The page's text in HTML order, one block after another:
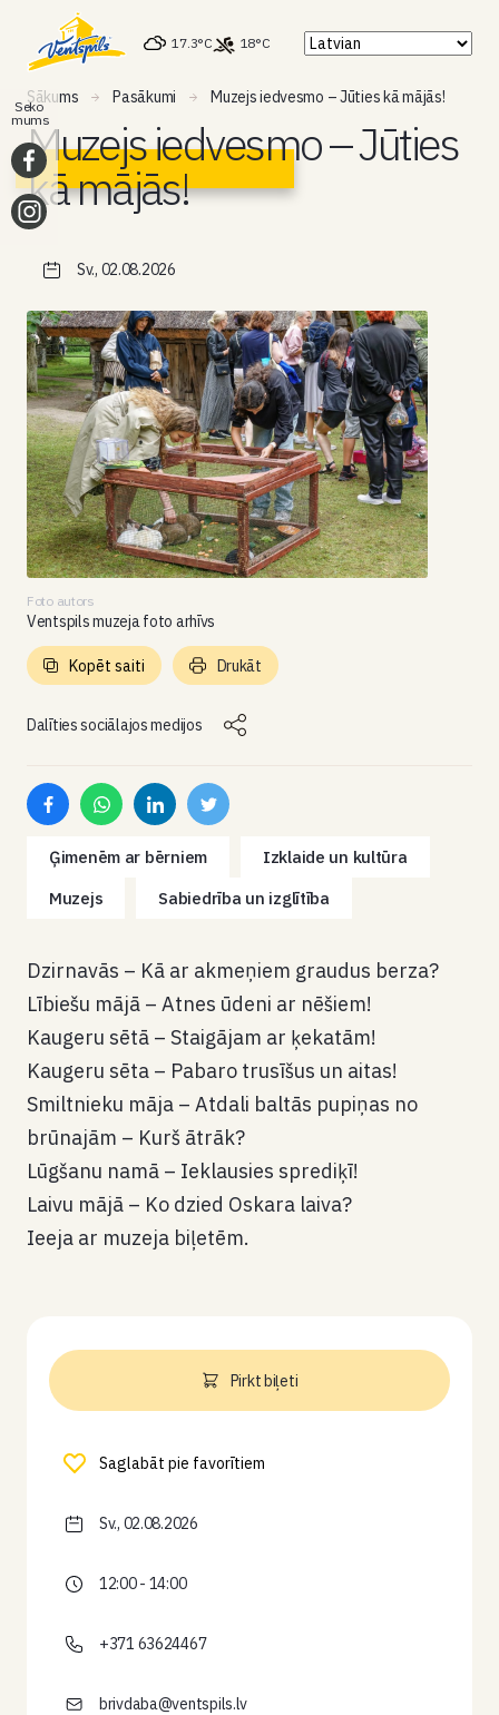
17.3°C 18°C
Sākums Pasākumi Muzejs iedvesmo – Jūties kā mājās!
Muzejs iedvesmo – Jūties
kā mājās!
Sv., 02.08.2026
Foto autors
Ventspils muzeja foto arhīvs
Dalīties sociālajos medijos
Kopēt saiti Drukāt
Ģimenēm ar bērniem
Izklaide un kultūra
Muzejs
Sabiedrība un izglītība
Dzirnavās – Kā ar akmeņiem graudus berza?
Lībiešu mājā – Atnes ūdeni ar nēšiem!
Kaugeru sētā – Staigājam ar ķekatām!
Kaugeru sēta – Pabaro trusīšus un aitas!
Smiltnieku māja – Atdali baltās pupiņas no
brūnajām – Kurš ātrāk?
Lūgšanu namā – Ieklausies sprediķī!
Laivu mājā – Ko dzied Oskara laiva?
Ieeja ar muzeja biļetēm.
Pirkt biļeti
Saglabāt pie favorītiem
Sv., 02.08.2026
12:00 - 14:00
+371 63624467
brivdaba@ventspils.lv
Seko
mums